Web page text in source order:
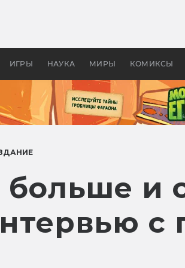
ИГРЫ НАУКА МИРЫ КОМИКСЫ
апокалипсис, в России —
больше и
с